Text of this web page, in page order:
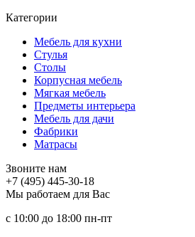
Категории
Мебель для кухни
Стулья
Столы
Корпусная мебель
Мягкая мебель
Предметы интерьера
Мебель для дачи
Фабрики
Матраcы
Звоните нам
+7 (495) 445-30-18
Мы работаем для Вас
с 10:00 до 18:00 пн-пт